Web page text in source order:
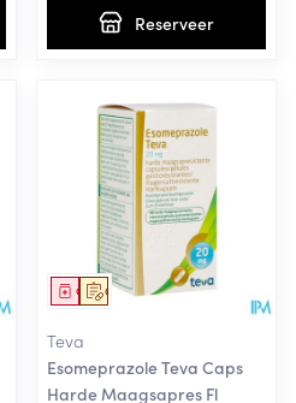
Reserveer
Op voorschrift
Geneesmiddel
Teva
Esomeprazole Teva Caps
Harde Maagsapres Fl